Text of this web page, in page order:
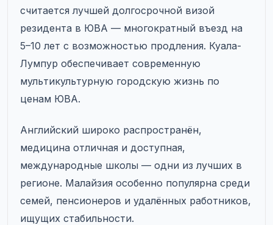
считается лучшей долгосрочной визой
резидента в ЮВА — многократный въезд на
5–10 лет с возможностью продления. Куала-
Лумпур обеспечивает современную
мультикультурную городскую жизнь по
ценам ЮВА.
Английский широко распространён,
медицина отличная и доступная,
международные школы — одни из лучших в
регионе. Малайзия особенно популярна среди
семей, пенсионеров и удалённых работников,
ищущих стабильности.